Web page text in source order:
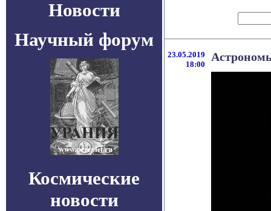
Новости
Научный форум
Космические
новости
23.05.2019
18:00